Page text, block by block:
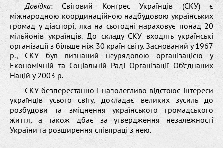
Довідка: Світовий Конґрес Українців (СКУ) є
міжнародною координаційною надбудовою українських
громад у діаспорі, яка на сьогодні нараховує понад 20
мільйонів українців. До складу СКУ входять українські
організації з більше ніж 30 країн світу. Заснований у 1967
р., СКУ був визнаний неурядовою організацією у
Економічній та Соціальній Раді Організації Об’єднаних
Націй у 2003 р.
СКУ безперестанно і наполегливо відстоює інтереси
українців усього світу, докладає великих зусиль до
розбудови та зміцнення українського громадського
життя, а також дбає за утвердження незалежності
України та розширення співпраці з нею.